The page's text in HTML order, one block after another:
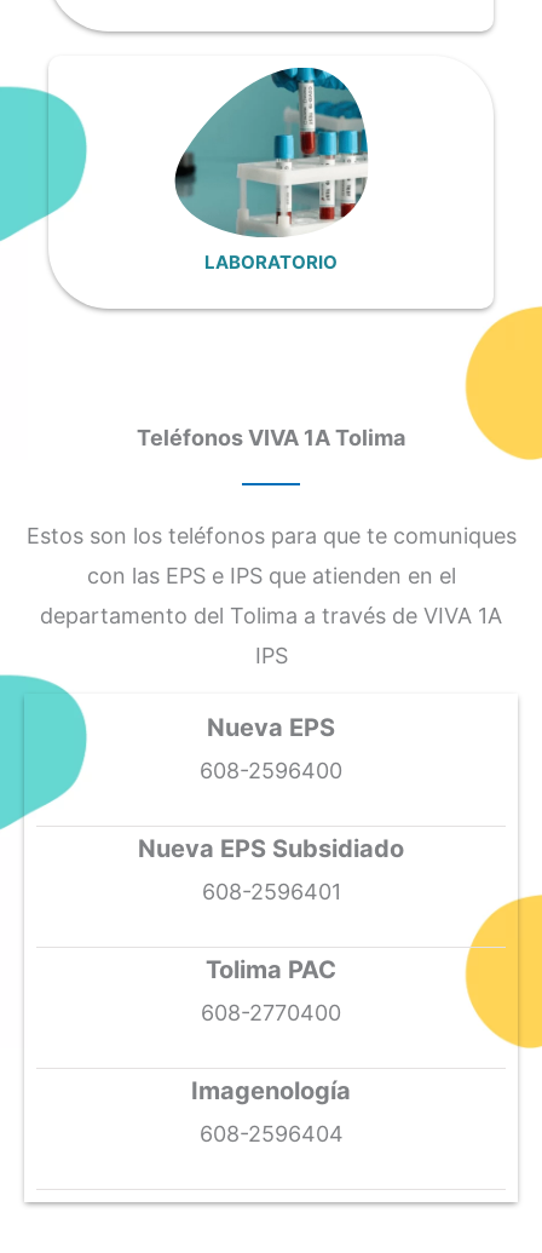
LABORATORIO
Teléfonos VIVA 1A Tolima
Estos son los teléfonos para que te comuniques
con las EPS e IPS que atienden en el
departamento del Tolima a través de VIVA 1A
IPS
Nueva EPS
608-2596400
Nueva EPS Subsidiado
608-2596401
Tolima PAC
608-2770400
Imagenología
608-2596404